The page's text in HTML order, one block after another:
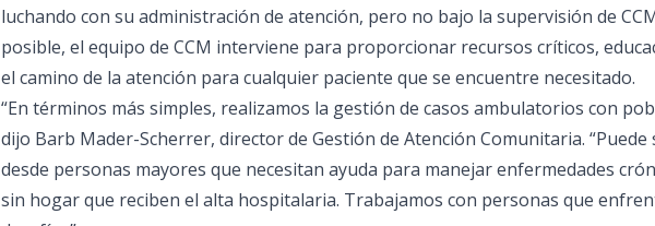
luchando con su administración de atención, pero no bajo la supervisión de
posible, el equipo de CCM interviene para proporcionar recursos críticos,
el camino de la atención para cualquier paciente que se encuentre necesitado.
“En términos más simples, realizamos la gestión de casos ambulatorios con
dijo Barb Mader-Scherrer, director de Gestión de Atención Comunitaria.
desde personas mayores que necesitan ayuda para manejar enfermedades
sin hogar que reciben el alta hospitalaria. Trabajamos con personas que